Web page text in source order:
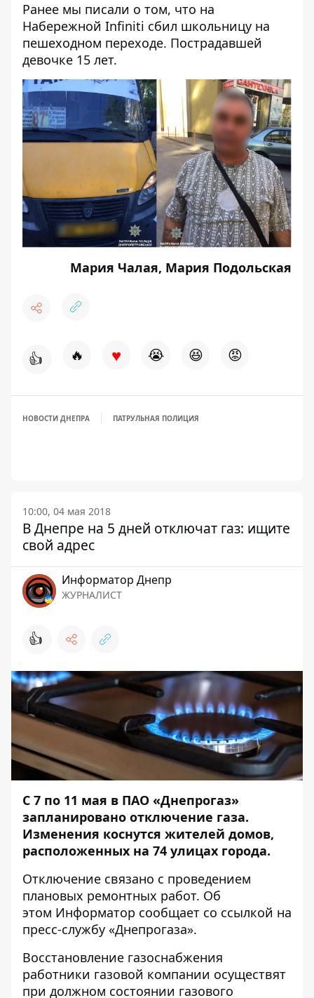
Ранее мы писали о том, что на
Набережной Infiniti сбил школьницу на
пешеходном переходе. Пострадавшей
девочке 15 лет.
Мария Чалая, Мария Подольская
👍 🔥 ♥ 😭 😆 😡
НОВОСТИ ДНЕПРА ПАТРУЛЬНАЯ ПОЛИЦИЯ
10:00, 04 мая 2018
В Днепре на 5 дней отключат газ: ищите
свой адрес
Информатор Днепр
ЖУРНАЛИСТ
👍
С 7 по 11 мая в ПАО «Днепрогаз»
запланировано отключение газа.
Изменения коснутся жителей домов,
расположенных на 74 улицах города.
Отключение связано с проведением
плановых ремонтных работ. Об
этом Информатор сообщает со ссылкой на
пресс-службу «Днепрогаза».
Восстановление газоснабжения
работники газовой компании осуществят
при должном состоянии газового